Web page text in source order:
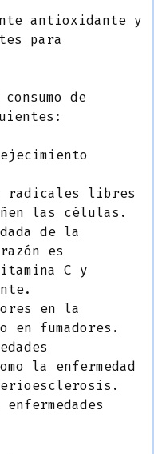
antioxidante y
para
de
radicales libres
las células.
de la
es
C y
en la
en fumadores.
la enfermedad